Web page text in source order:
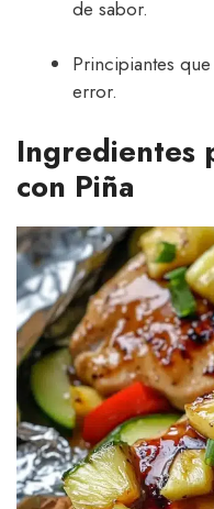
de sabor.
Principiantes
error.
Ingredientes
con Piña